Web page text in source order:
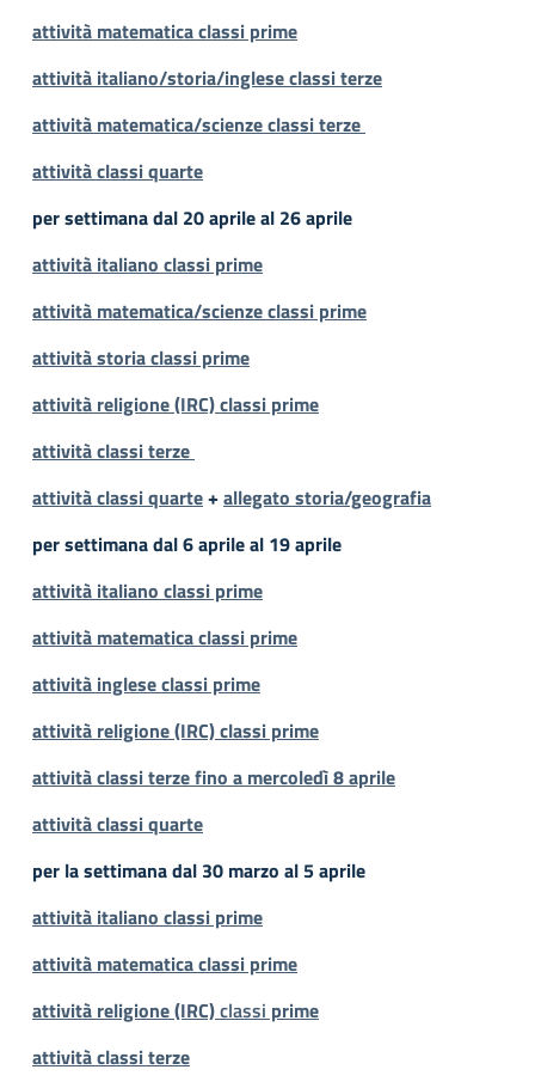
attività matematica classi prime
attività italiano/storia/inglese classi terze
attività matematica/scienze classi terze
attività classi quarte
per settimana dal 20 aprile al 26 aprile
attività italiano classi prime
attività matematica/scienze classi prime
attività storia classi prime
attività religione (IRC) classi prime
attività classi terze
attività classi quarte+allegato storia/geografia
per settimana dal 6 aprile al 19 aprile
attività italiano classi prime
attività matematica classi prime
attività inglese classi prime
attività religione (IRC) classi prime
attività classi terze fino a mercoledì 8 aprile
attività classi quarte
per la settimana dal 30 marzo al 5 aprile
attività italiano classi prime
attività matematica classi prime
attività religione(IRC)classi prime
attivitàclassiterze